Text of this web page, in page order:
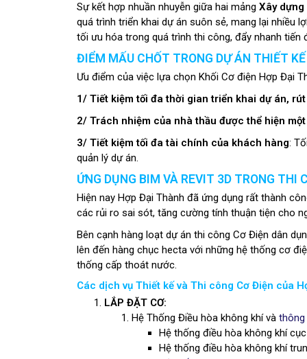
Sự kết hợp nhuần nhuyễn giữa hai mảng Xây dựng
quá trình triển khai dự án suôn sẻ, mang lại nhiều
tối ưu hóa trong quá trình thi công, đẩy nhanh tiến
ĐIỂM MẤU CHỐT TRONG DỰ ÁN THIẾT
Ưu điểm của việc lựa chọn Khối Cơ điện Hợp Đại
1/ Tiết kiệm tối đa thời gian triển khai dự án,
2/ Trách nhiệm của nhà thầu được thể hiện
3/ Tiết kiệm tối đa tài chính của khách hàng:
quản lý dự án.
ỨNG DỤNG BIM VÀ REVIT 3D TRONG THI
Hiện nay Hợp Đại Thành đã ứng dụng rất thành
các rủi ro sai sót, tăng cường tính thuận tiện cho
Bên cạnh hàng loạt dự án thi công Cơ Điện dân
lên đến hàng chục hecta với những hệ thống cơ
thống cấp thoát nước.
Các dịch vụ Thiết kế và Thi công Cơ Điện của
LẮP ĐẶT CƠ:
Hệ Thống Điều hòa không khí và thông
Hệ thống điều hòa không khí
Hệ thống điều hòa không khí